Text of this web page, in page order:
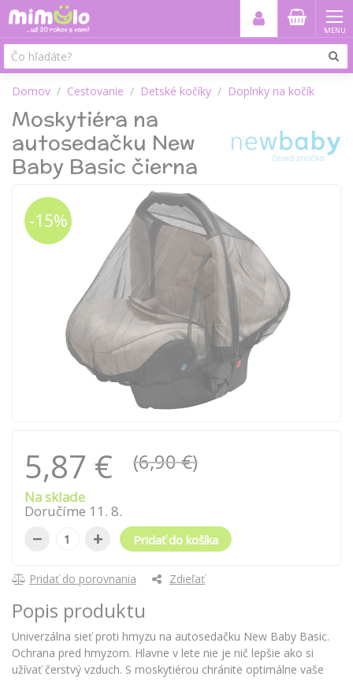
MENU
Domov Cestovanie Detské kočíky Doplnky na kočík
Moskytiéra na
autosedačku New
Baby Basic čierna
-15%
5,87 € (6,90 €)
Na sklade
Doručíme 11 . 8.
− + Pridať do košíka
Pridať do porovnania Zdieľať
Popis produktu
Univerzálna sieť proti hmyzu na autosedačku New Baby Basic.
Ochrana pred hmyzom. Hlavne v lete nie je nič lepšie ako si
užívať čerstvý vzduch. S moskytiérou chránite optimálne vaše